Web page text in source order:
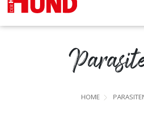
HOME